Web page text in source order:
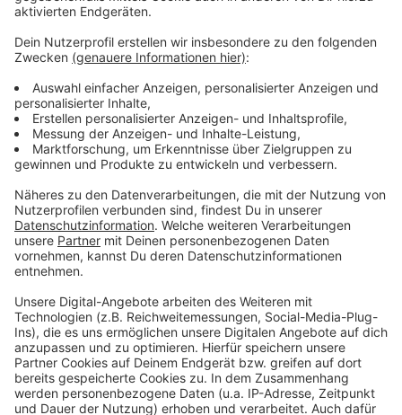
Anzeige
Anzeige
Rheinmetall-Konzern feierte 2014 sein 125-
Berlin will Lieferung von Gepard-Panzern
ermöglichen
Anzeige